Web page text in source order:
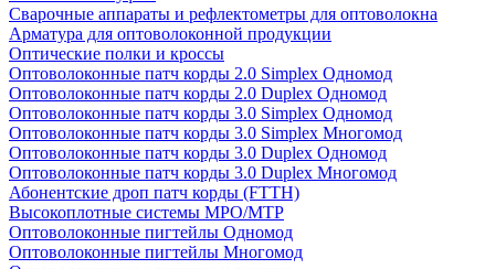
Сварочные аппараты и рефлектометры для оптоволокна
Арматура для оптоволоконной продукции
Оптические полки и кроссы
Оптоволоконные патч корды 2.0 Simplex Одномод
Оптоволоконные патч корды 2.0 Duplex Одномод
Оптоволоконные патч корды 3.0 Simplex Одномод
Оптоволоконные патч корды 3.0 Simplex Многомод
Оптоволоконные патч корды 3.0 Duplex Одномод
Оптоволоконные патч корды 3.0 Duplex Многомод
Абонентские дроп патч корды (FTTH)
Высокоплотные системы MPO/MTP
Оптоволоконные пигтейлы Одномод
Оптоволоконные пигтейлы Многомод